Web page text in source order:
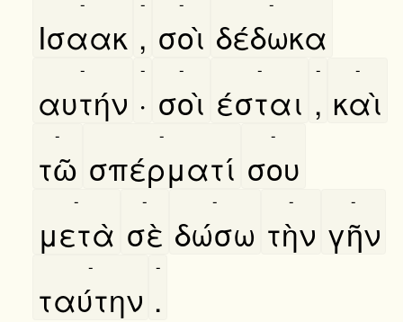
Ισαακ , σοὶ δέδωκα
αυτήν
-
·
-
σοὶ
-
έσται
-
,
-
καὶ
-
τῶ
-
σπέρματί
-
σου
-
μετὰ
-
σὲ
-
δώσω
-
τὴν
-
γῆν
-
ταύτην
-
.
-